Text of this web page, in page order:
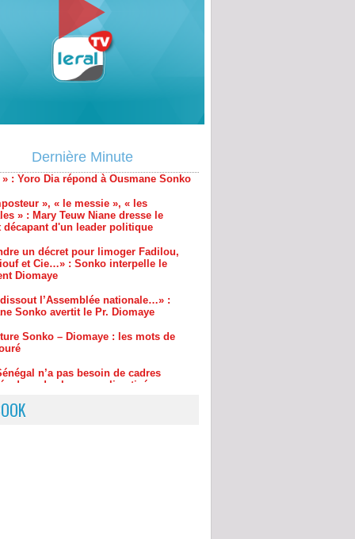
Dernière Minute
», « le messie », « les
décapant d'un leader politique
un décret pour limoger Fadilou,
et Cie…» : Sonko interpelle le
Diomaye
l’Assemblée nationale…» :
Sonko avertit le Pr. Diomaye
dans des bureaux climatisés » :
interpelle les nouveaux ingénieurs